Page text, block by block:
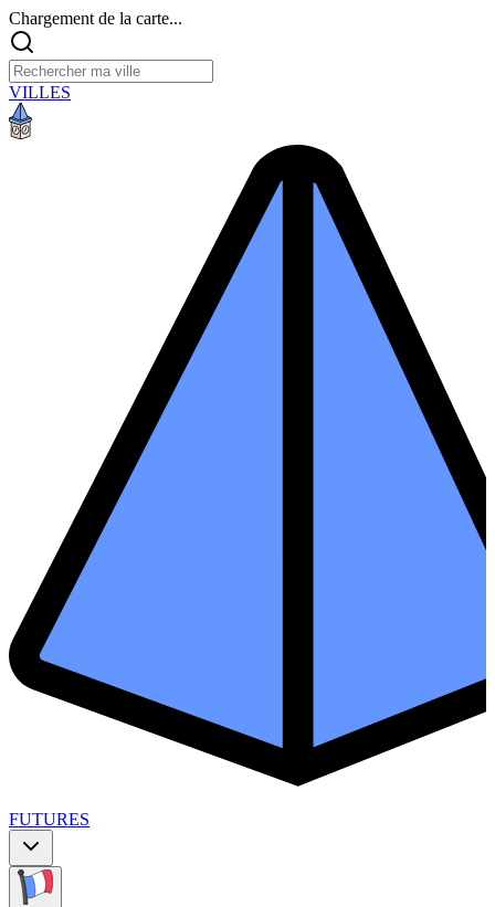
Chargement de la carte...
VILLES
FUTURES